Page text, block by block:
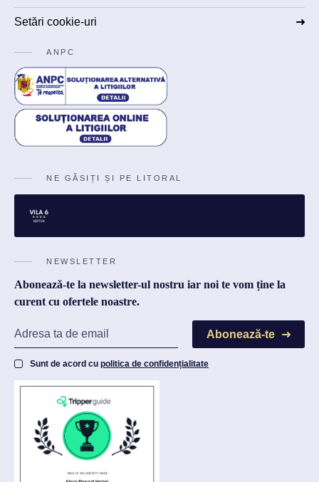
Setări cookie-uri
ANPC
NE GĂSIȚI ȘI PE LITORAL
NEWSLETTER
Abonează-te la newsletter-ul nostru iar noi te vom ține la
curent cu ofertele noastre.
Abonează-te
Sunt de acord cu politica de confidențialitate